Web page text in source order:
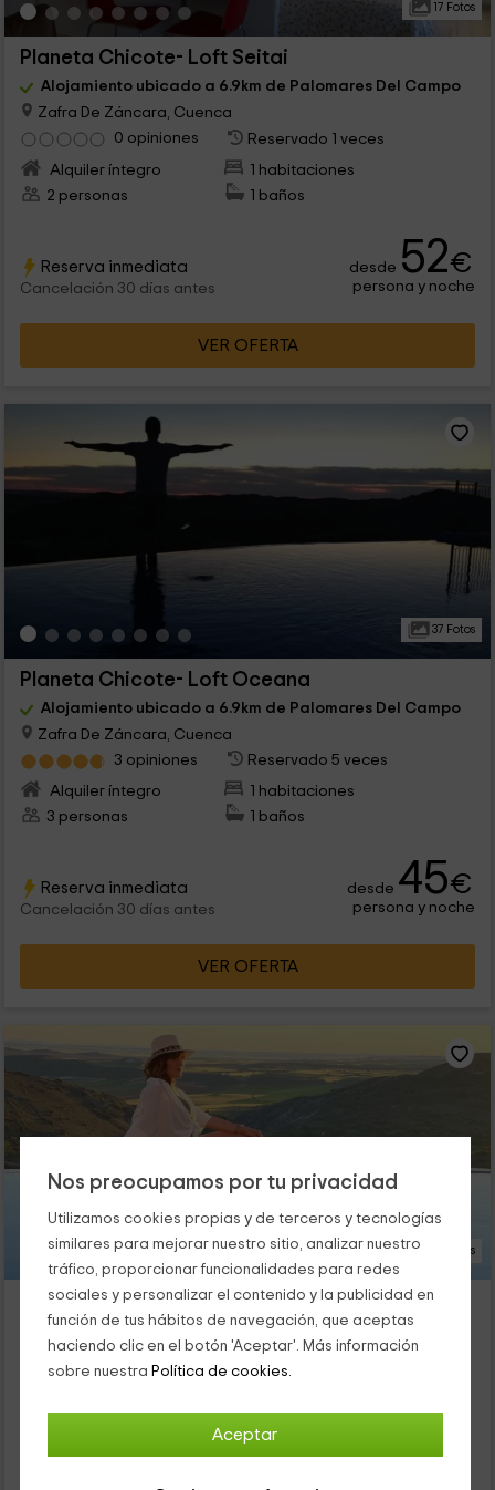
Nos preocupamos por tu privacidad
Utilizamos cookies propias y de terceros y tecnologías
similares para mejorar nuestro sitio, analizar nuestro
tráfico, proporcionar funcionalidades para redes
sociales y personalizar el contenido y la publicidad en
función de tus hábitos de navegación, que aceptas
haciendo clic en el botón 'Aceptar'. Más información
sobre nuestra Política de cookies.
Aceptar
17 Fotos
Planeta Chicote- Loft Seitai
Alojamiento ubicado a 6.9km de Palomares Del Campo
Zafra De Záncara, Cuenca
0 opiniones
Reservado 1 veces
Alquiler íntegro
1 habitaciones
2 personas
1 baños
Reserva inmediata
Cancelación 30 días antes
desde 52€
persona y noche
VER OFERTA
37 Fotos
Planeta Chicote- Loft Oceana
Alojamiento ubicado a 6.9km de Palomares Del Campo
Zafra De Záncara, Cuenca
3 opiniones
Reservado 5 veces
Alquiler íntegro
1 habitaciones
3 personas
1 baños
Reserva inmediata
Cancelación 30 días antes
desde 45€
persona y noche
VER OFERTA
33 Fotos
Planeta Chicote- Loft Amapola
Alojamiento ubicado a 6.9km de Palomares Del Campo
Zafra De Záncara, Cuenca
1 opiniones
Reservado 3 veces
Alquiler íntegro
1 habitaciones
1 baños